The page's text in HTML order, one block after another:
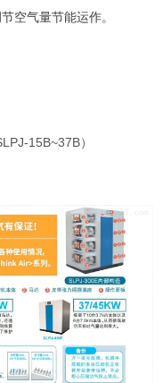
空气量节能运作。
15B~37B）